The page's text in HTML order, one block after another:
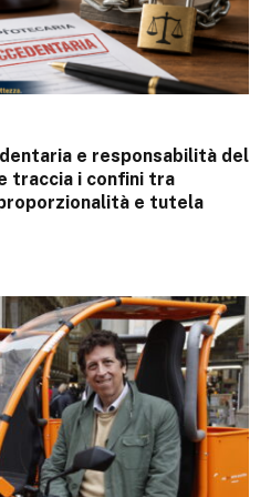
e responsabilità del
traccia i confini tra
e tutela